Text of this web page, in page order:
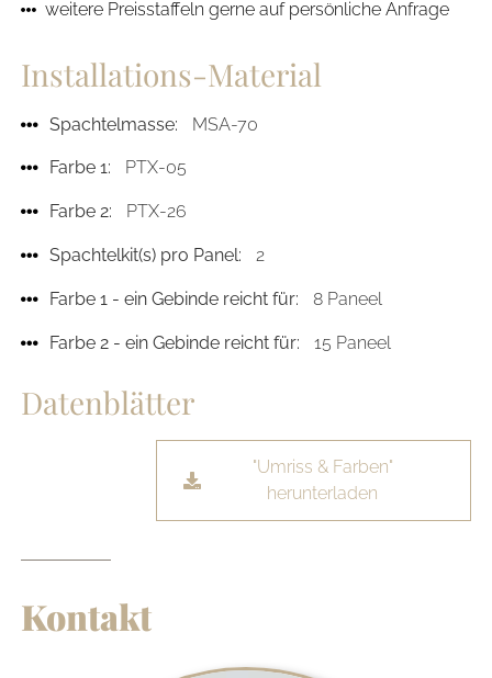
weitere Preisstaffeln gerne auf persönliche Anfrage
Installations-Material
Spachtelmasse: MSA-70
Farbe 1: PTX-05
Farbe 2: PTX-26
Spachtelkit(s) pro Panel: 2
Farbe 1 - ein Gebinde reicht für: 8 Paneel
Farbe 2 - ein Gebinde reicht für: 15 Paneel
Datenblätter
"Umriss & Farben"
herunterladen
Kontakt